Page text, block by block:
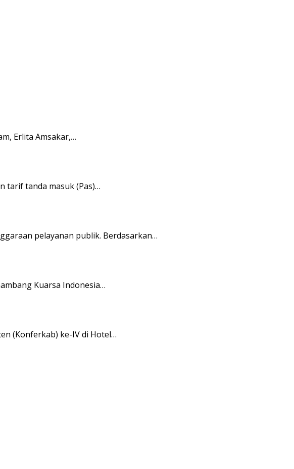
Erlita Amsakar,…
tarif tanda masuk (Pas)…
pelayanan publik. Berdasarkan…
Kuarsa Indonesia…
(Konferkab) ke-IV di Hotel…